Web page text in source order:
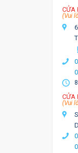
CỬA
(Vui
CỬA
(Vui